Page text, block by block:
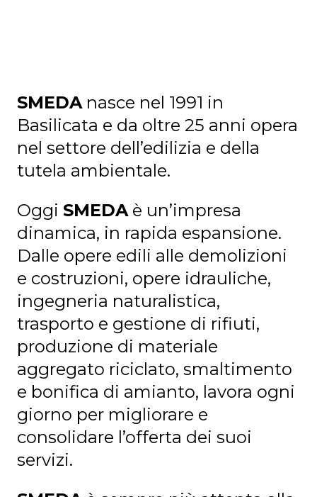
SMEDAnasce nel 1991 in
Basilicata e da oltre 25 anni opera
nel settore dell’edilizia e della
tutela ambientale.
Oggi SMEDAè un’impresa
dinamica, in rapida espansione.
Dalle opere edili alle demolizioni
e costruzioni, opere idrauliche,
ingegneria naturalistica,
trasporto e gestione di rifiuti,
produzione di materiale
aggregato riciclato, smaltimento
e bonifica di amianto, lavora ogni
giorno per migliorare e
consolidare l’offerta dei suoi
servizi.